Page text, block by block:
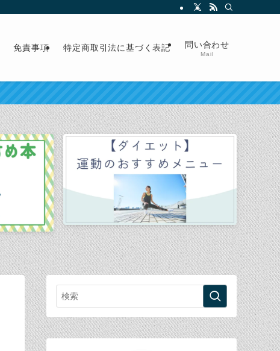
免責事項 特定商取引法に基づく表記 問い合わせ
Mail